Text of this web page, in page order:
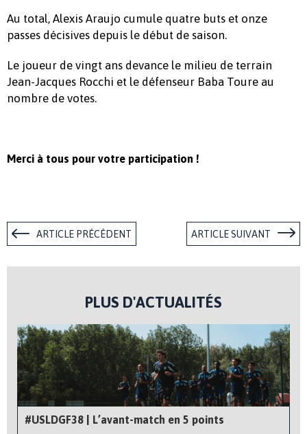
Au total, Alexis Araujo cumule quatre buts et onze
passes décisives depuis le début de saison.
Le joueur de vingt ans devance le milieu de terrain
Jean-Jacques Rocchi et le défenseur Baba Toure au
nombre de votes.
Merci à tous pour votre participation !
ARTICLE PRÉCÉDENT ARTICLE SUIVANT
PLUS D'ACTUALITÉS
#USLDGF38 | L’avant-match en 5 points